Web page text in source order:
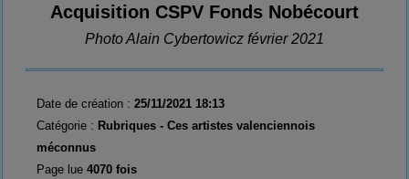
Acquisition CSPV Fonds Nobécourt
Photo Alain Cybertowicz février 2021
Date de création :25/11/2021 18:13
Catégorie : Rubriques - Ces artistes valenciennois
méconnus
Page lue4070 fois